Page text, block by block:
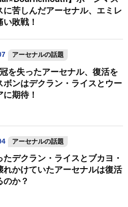
に苦しんだアーセナル、エミレ
敗戦！
アーセナルの話題
を失ったアーセナル、復活を
ボンはデクラン・ライスとウー
期待！
アーセナルの話題
たデクラン・ライスとブカヨ・
れかけていたアーセナルは復活
のか？